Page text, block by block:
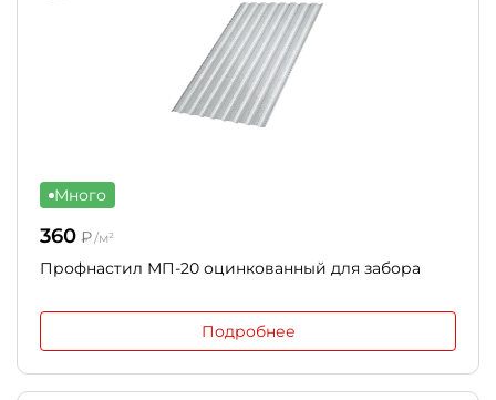
Много
360 ₽/м²
Профнастил МП-20 оцинкованный для забора
Подробнее